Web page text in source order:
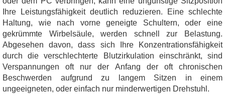
Ihre Leistungsfähigkeit deutlich reduzieren. Eine schlechte
Haltung, wie nach vorne geneigte Schultern, oder eine
gekrümmte Wirbelsäule, werden schnell zur Belastung.
Abgesehen davon, dass sich Ihre Konzentrationsfähigkeit
durch die verschlechterte Blutzirkulation einschränkt, sind
Verspannungen oft nur der Anfang der oft chronischen
Beschwerden aufgrund zu langem Sitzen in einem
ungeeigneten, oder einfach nur minderwertigen Drehstuhl.